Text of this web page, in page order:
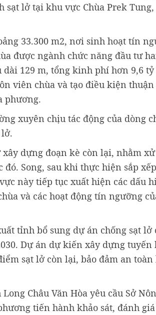
lở tại khu vực Chùa Prek Tung,
33.300 m2, nơi sinh hoạt tín
được ngành chức năng đầu tư
129 m, tổng kinh phí hơn 9,6 tỷ
viên chùa và tạo điều kiện
phương.
xuyên chịu tác động của dòng
xây dựng đoạn kè còn lại, nhằm
Song, sau khi thực hiện sắp
này tiếp tục xuất hiện các dấu
và các hoạt động tín ngưỡng
tỉnh bổ sung dự án chống sạt lở
Dự án dự kiến xây dựng tuyến
sạt lở còn lại, bảo đảm an toàn
Châu Văn Hòa yêu cầu Sở
tiến hành khảo sát, đánh